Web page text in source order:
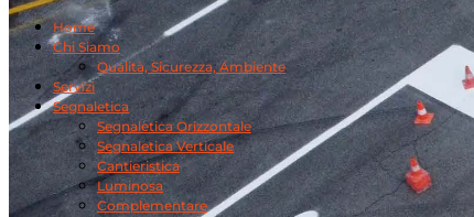
Home
Chi Siamo
Qualità, Sicurezza, Ambiente
Servizi
Segnaletica
Segnaletica Orizzontale
Segnaletica Verticale
Cantieristica
Luminosa
Complementare